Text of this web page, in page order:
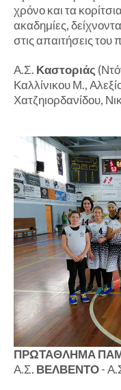
χρόνο και τα
ακαδημίες,
στις απαιτήσεις
Α.Σ. Καστοριάς
Καλλίνικου Μ.,
Χατζηιορδανίδου,
ΠΡΩΤΑΘΛΗΜΑ
Α.Σ. ΒΕΛΒΕΝΤΟ-